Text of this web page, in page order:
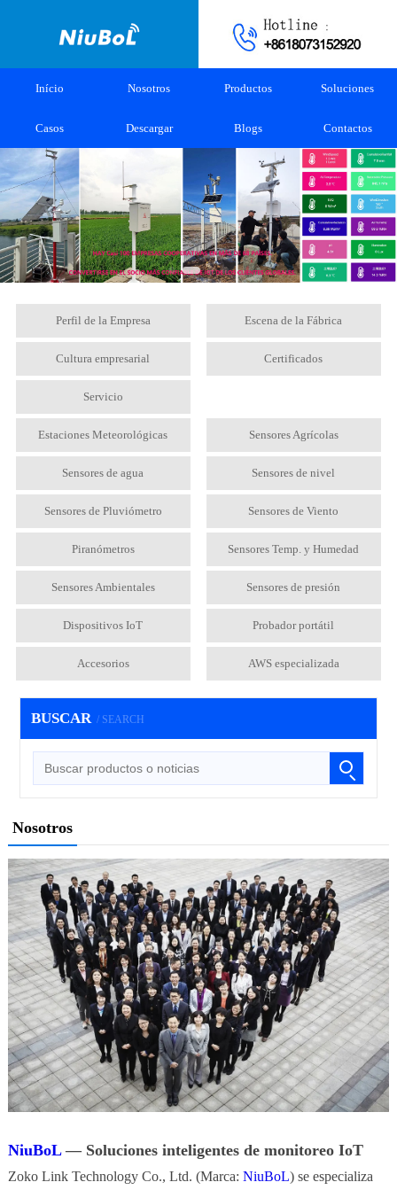
Início Nosotros Productos Soluciones
Casos Descargar Blogs Contactos
Perfil de la Empresa Escena de la Fábrica
Cultura empresarial Certificados
Servicio
Estaciones Meteorológicas Sensores Agrícolas
Sensores de agua Sensores de nivel
Sensores de Pluviómetro Sensores de Viento
Piranómetros Sensores Temp. y Humedad
Sensores Ambientales Sensores de presión
Dispositivos IoT Probador portátil
Accesorios AWS especializada
BUSCAR / SEARCH
Nosotros
NiuBoL— Soluciones inteligentes de monitoreo IoT
Zoko Link Technology Co., Ltd. (Marca: NiuBoL) se especializa